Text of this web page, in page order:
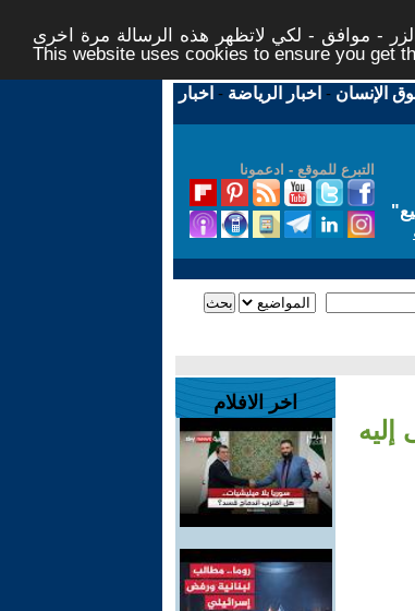
- موافق - لكي لاتظهر هذه الرسالة مرة اخرى -
This website uses cookies to ensure you get
الإنسان - اخبار الرياضة - اخبار
التبرع للموقع - ادعمونا
"
اخر الافلام